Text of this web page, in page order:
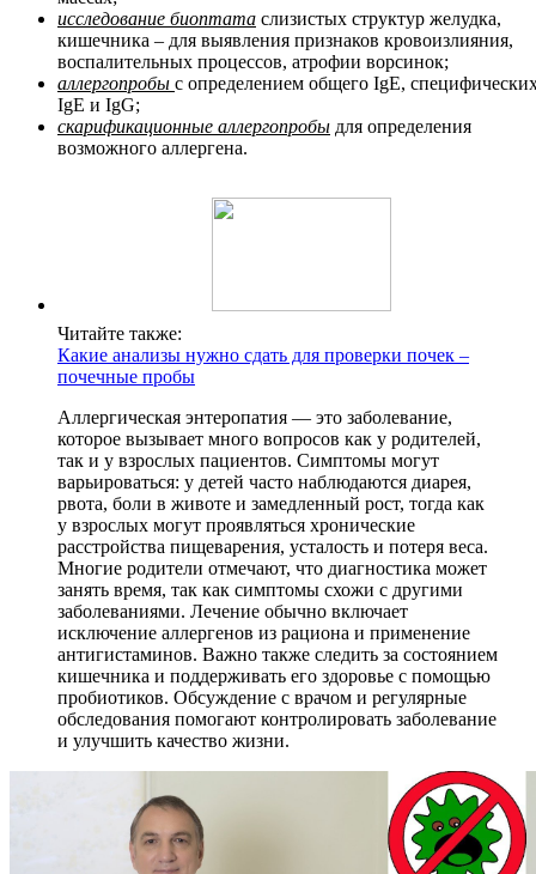
исследование биоптата слизистых структур желудка,
кишечника – для выявления признаков кровоизлияния,
воспалительных процессов, атрофии ворсинок;
аллергопробы с определением общего IgE,
IgE и IgG;
скарификационные аллергопробы для определения
возможного аллергена.
Читайте также:
Какие анализы нужно сдать для проверки почек –
почечные пробы
Аллергическая энтеропатия — это заболевание,
которое вызывает много вопросов как у родителей,
так и у взрослых пациентов. Симптомы могут
варьироваться: у детей часто наблюдаются диарея,
рвота, боли в животе и замедленный рост, тогда как
у взрослых могут проявляться хронические
расстройства пищеварения, усталость и потеря веса.
Многие родители отмечают, что диагностика может
занять время, так как симптомы схожи с другими
заболеваниями. Лечение обычно включает
исключение аллергенов из рациона и применение
антигистаминов. Важно также следить за состоянием
кишечника и поддерживать его здоровье с помощью
пробиотиков. Обсуждение с врачом и регулярные
обследования помогают контролировать заболевание
и улучшить качество жизни.